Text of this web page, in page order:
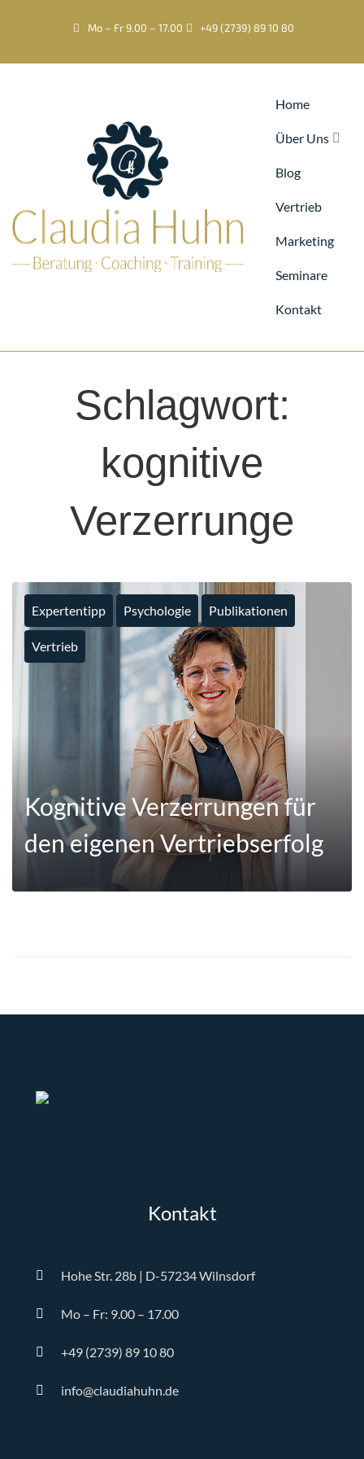
Mo – Fr 9.00 – 17.00 +49 (2739) 89 10 80
Home
Über Uns
Blog
Vertrieb
Marketing
Seminare
Kontakt
Schlagwort:
kognitive
Verzerrunge
Expertentipp Psychologie Publikationen
Vertrieb
Kognitive Verzerrungen für
den eigenen Vertriebserfolg
Kontakt
Hohe Str. 28b | D-57234 Wilnsdorf
Mo – Fr: 9.00 – 17.00
+49 (2739) 89 10 80
info@claudiahuhn.de